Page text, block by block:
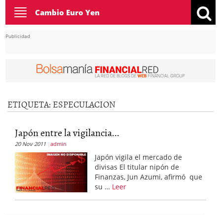
Toggle
navigation
Cambio Euro Yen
Publicidad
ETIQUETA: ESPECULACION
Japón entre la vigilancia...
20 Nov 2011 admin
Japón vigila el mercado de
divisas El titular nipón de
Finanzas, Jun Azumi, afirmó que
su … Leer